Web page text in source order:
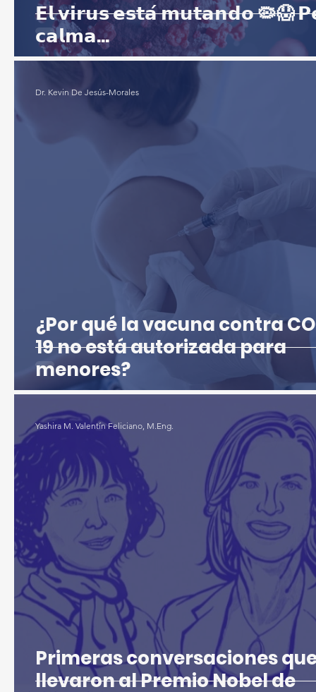
𝗘𝗹 𝘃𝗶𝗿𝘂𝘀 𝗲𝘀𝘁𝗮́ 𝗺𝘂𝘁𝗮𝗻𝗱𝗼 🦠😱 𝗣𝗲𝗿𝗼
𝗰𝗮𝗹𝗺𝗮...
¿Por qué la vacuna contra
19 no está autorizada para
menores?
Dr. Kevin De Jesús-Morales
Primeras conversaciones
llevaron al Premio Nobel de
Yashira M. Valentín Feliciano, M.Eng.